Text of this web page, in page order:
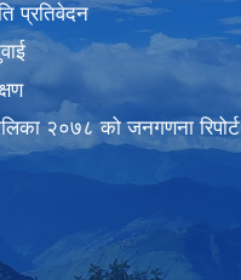
प्रतिवेदन
२०७८ को जनगणना रिपोर्ट